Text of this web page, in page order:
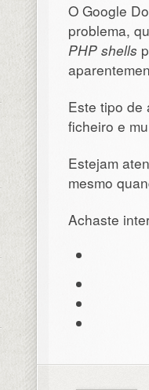
O Google
problema,
PHP shells
Este tipo de
ficheiro e
Estejam
mesmo
Achaste